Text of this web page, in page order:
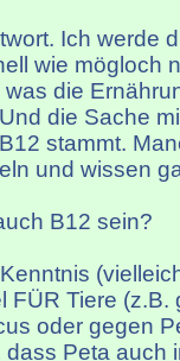
Ich werde
wie mögloch
die
die Sache
stammt.
und wissen
B12 sein?
FÜR Tiere (z.B.
oder gegen
Peta auch